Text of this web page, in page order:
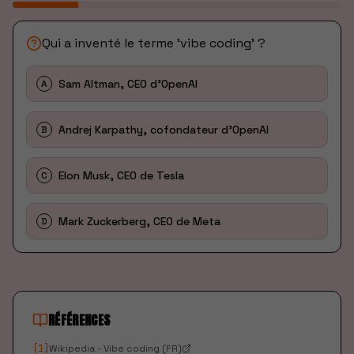
Qui a inventé le terme 'vibe coding' ?
A Sam Altman, CEO d'OpenAI
B Andrej Karpathy, cofondateur d'OpenAI
C Elon Musk, CEO de Tesla
D Mark Zuckerberg, CEO de Meta
RÉFÉRENCES
1 Wikipedia - Vibe coding (FR)